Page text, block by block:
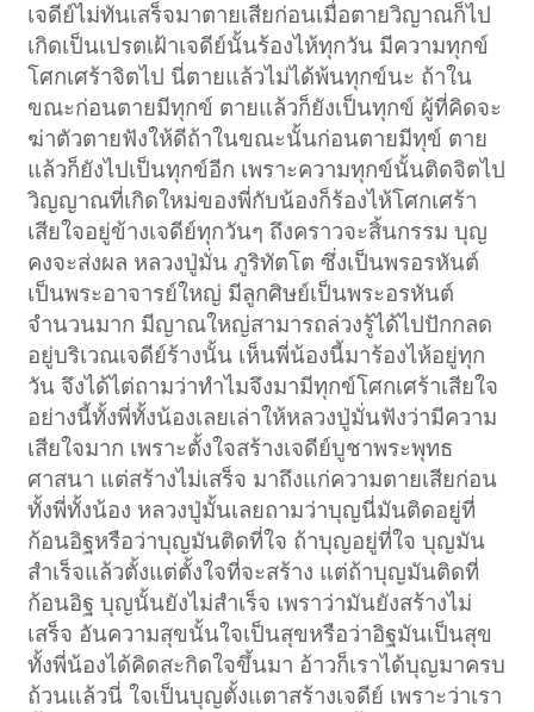
เจดีย์ไม่ทันเสร็จมาตายเสียก่อนเมื่อตายวิญาณก็ไป
เกิดเป็นเปรตเฝ้าเจดีย์นั้นร้องไห้ทุกวัน มีความทุกข์
โศกเศร้าจิตไป นี่ตายแล้วไม่ได้พ้นทุกข์นะ ถ้าใน
ขณะก่อนตายมีทุกข์ ตายแล้วก็ยังเป็นทุกข์ ผู้ที่คิดจะ
ฆ่าตัวตายฟังให้ดีถ้าในขณะนั้นก่อนตายมีทุข์ ตาย
แล้วก็ยังไปเป็นทุกข์อีก เพราะความทุกข์นั้นติดจิตไป
วิญญาณที่เกิดใหม่ของพี่กับน้องก็ร้องไห้โศกเศร้า
เสียใจอยู่ข้างเจดีย์ทุกวันๆ ถึงคราวจะสิ้นกรรม บุญ
คงจะส่งผล หลวงปู่มั่น ภูริทัตโต ซึ่งเป็นพรอรหันต์
เป็นพระอาจารย์ใหญ่ มีลูกศิษย์เป็นพระอรหันต์
จำนวนมาก มีญาณใหญ่สามารถล่วงรู้ได้ไปปักกลด
อยู่บริเวณเจดีย์ร้างนั้น เห็นพี่น้องนี้มาร้องไห้อยู่ทุก
วัน จึงได้ไต่ถามว่าทำไมจึงมามีทุกข์โศกเศร้าเสียใจ
อย่างนี้ทั้งพี่ทั้งน้องเลยเล่าให้หลวงปู่มั่นฟังว่ามีความ
เสียใจมาก เพราะตั้งใจสร้างเจดีย์บูชาพระพุทธ
ศาสนา แต่สร้างไม่เสร็จ มาถึงแก่ความตายเสียก่อน
ทั้งพี่ทั้งน้อง หลวงปู่มั้นเลยถามว่าบุญนี่มันติดอยู่ที่
ก้อนอิฐหรือว่าบุญมันติดที่ใจ ถ้าบุญอยู่ที่ใจ บุญมัน
สำเร็จแล้วตั้งแต่ตั้งใจที่จะสร้าง แต่ถ้าบุญมันติดที่
ก้อนอิฐ บุญนั้นยังไม่สำเร็จ เพราว่ามันยังสร้างไม่
เสร็จ อันความสุขนั้นใจเป็นสุขหรือว่าอิฐมันเป็นสุข
ทั้งพี่น้องได้คิดสะกิดใจขึ้นมา อ้าวก็เราได้บุญมาครบ
ถ้วนแล้วนี่ ใจเป็นบุญตั้งแตาสร้างเจดีย์ เพราะว่าเรา